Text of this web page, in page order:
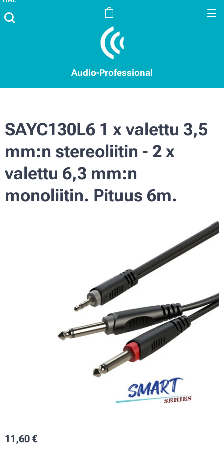
Audio-Professional
SAYC130L6 1 x valettu 3,5
mm:n stereoliitin - 2 x
valettu 6,3 mm:n
monoliitin. Pituus 6m.
11,60 €